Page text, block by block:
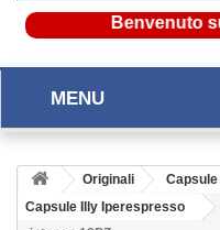
Benvenuto
MENU
Originali
Capsule Illy Iperespresso